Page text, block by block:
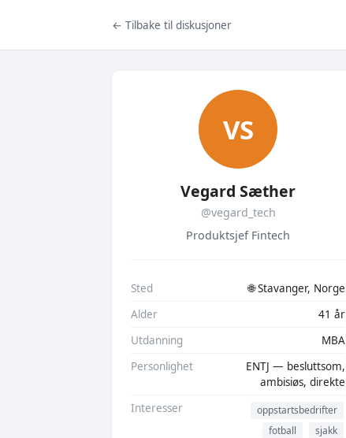
← Tilbake til diskusjoner
VS
Vegard Sæther
@vegard_tech
Produktsjef Fintech
Sted
🌐 Stavanger, Norge
Alder
41 år
Utdanning
MBA
Personlighet
ENTJ — besluttsom,
ambisiøs, direkte
Interesser
oppstartsbedrifter
fotball
sjakk